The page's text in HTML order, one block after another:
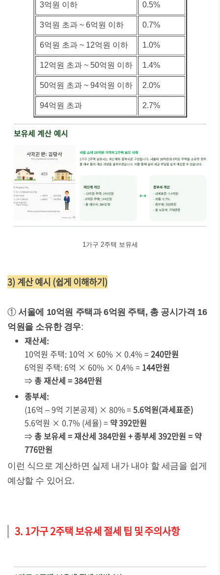
3억원 이하 0.5%
3억원 초과 ~ 6억원 이하 0.7%
6억원 초과 ~ 12억원 이하 1.0%
12억원 초과 ~ 50억원 이하 1.4%
50억원 초과 ~ 94억원 이하 2.0%
94억원 초과 2.7%
1가구 2주택 보유세
3) 계산 예시 (쉽게 이해하기)
①서울에 10억원 주택과 6억원 주택, 총 공시가격 16
억원을 소유한 경우:
재산세:
10억원 주택: 10억 × 60% × 0.4% =240만원
6억원 주택: 6억 × 60% × 0.4% = 144만원
⇒총 재산세 = 384만원
종부세:
(16억 – 9억 기본공제) × 80% =5.6억원(과세표준)
5.6억원 × 0.7% (세율) = 약 392만원
⇒총 보유세 = 재산세 384만원 + 종부세 392만원 = 약
776만원
이런 식으로 계산하면 실제 내가 내야 할 세금을 쉽게
예상할 수 있어요.
3. 1가구 2주택 보유세 절세 팁 및 주의사항